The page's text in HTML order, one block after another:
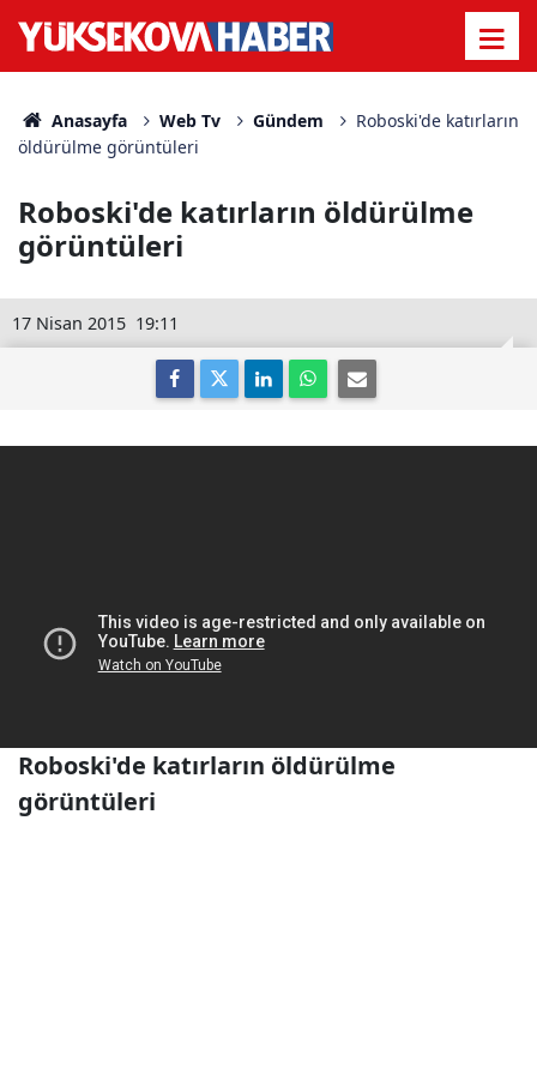
Anasayfa Web Tv Gündem
Roboski'de katırların
öldürülme görüntüleri
Roboski'de katırların öldürülme
görüntüleri
19:11
17 Nisan 2015
Roboski'de katırların öldürülme
görüntüleri